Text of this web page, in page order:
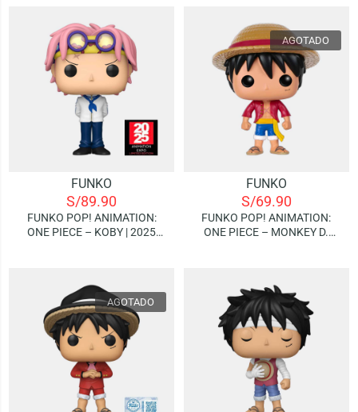
FUNKO
S/89.90
FUNKO POP! ANIMATION:
ONE PIECE – KOBY | 2025
AGOTADO
FUNKO
S/69.90
FUNKO POP! ANIMATION:
ONE PIECE – MONKEY D.
AGOTADO